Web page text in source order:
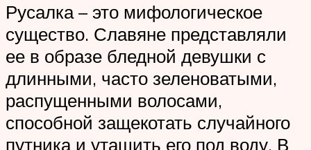
Русалка – это мифологическое
существо. Славяне представляли
ее в образе бледной девушки с
длинными, часто зеленоватыми,
распущенными волосами,
способной защекотать случайного
путника и утащить его под воду. В